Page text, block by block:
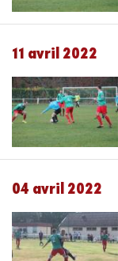
11 avril 2022
04 avril 2022